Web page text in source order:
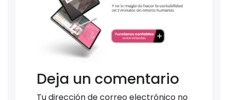
Deja un comentario
Tu dirección de correo electrónico no